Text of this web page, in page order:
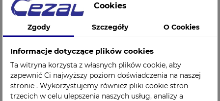
Masa wyciskowa
silikonowa C
pierwsza warstwa
STOMAFLEX PUTTY
SpofaDental Pentron
Cena97,00 zł
silikonowa
130g SpofaDental
Pentron
Cena35,00 zł
Cookies
Zgody Szczegóły O Cookies
Informacje dotyczące plików cookies
Ta witryna korzysta z własnych plików cookie, aby
zapewnić Ci najwyższy poziom doświadczenia na naszej
stronie . Wykorzystujemy również pliki cookie stron
trzecich w celu ulepszenia naszych usług, analizy a